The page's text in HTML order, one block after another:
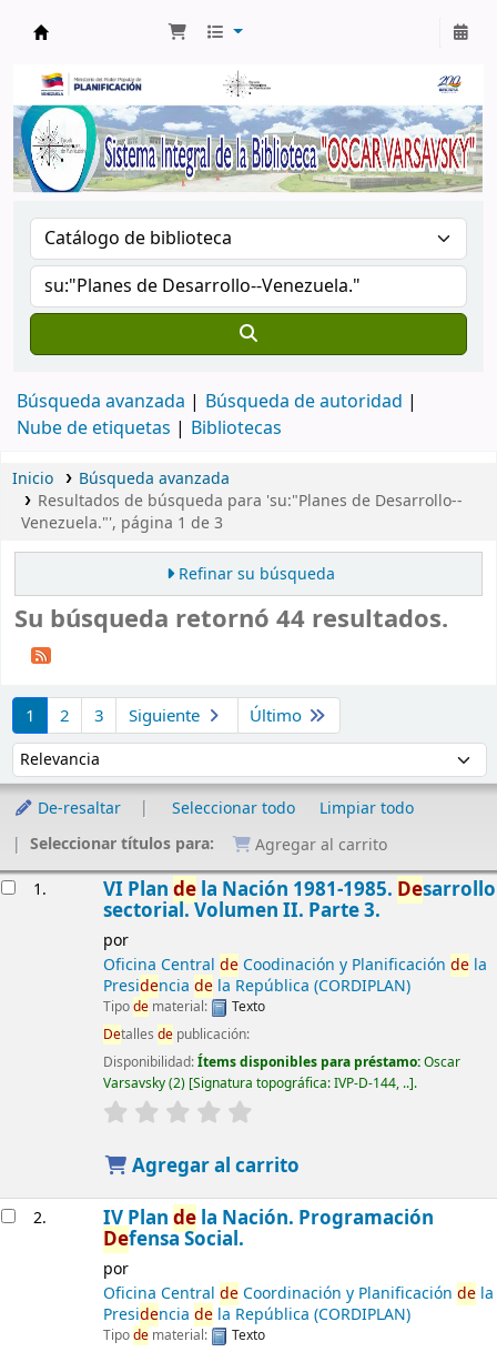
Búsqueda avanzada
Búsqueda de autoridad
Nube de etiquetas
Bibliotecas
Inicio
Búsqueda avanzada
Resultados de búsqueda para 'su:"Planes de Desarrollo--
Venezuela."', página 1 de 3
Refinar su búsqueda
Su búsqueda retornó 44 resultados.
1 2 3 Siguiente Último
Ordenar por:
De-resaltar Seleccionar todo
Limpiar todo
Seleccionar títulos para:
Agregar al carrito
1. VI Plan dela Nación 1981-1985. Desarrollo
sectorial. Volumen II. Parte 3.
por
Oficina Central deCoodinación y Planificación dela
Presidencia dela República (CORDIPLAN)
Tipodematerial:
Texto
Detalles depublicación:
Disponibilidad:Ítems disponibles para préstamo:Oscar
Varsavsky(2) Signatura topográfica:IVP-D-144, .. .
Agregar al carrito
2. IV Plan dela Nación. Programación
Defensa Social.
por
Oficina Central deCoordinación y Planificación dela
Presidencia dela República (CORDIPLAN)
Tipodematerial:
Texto